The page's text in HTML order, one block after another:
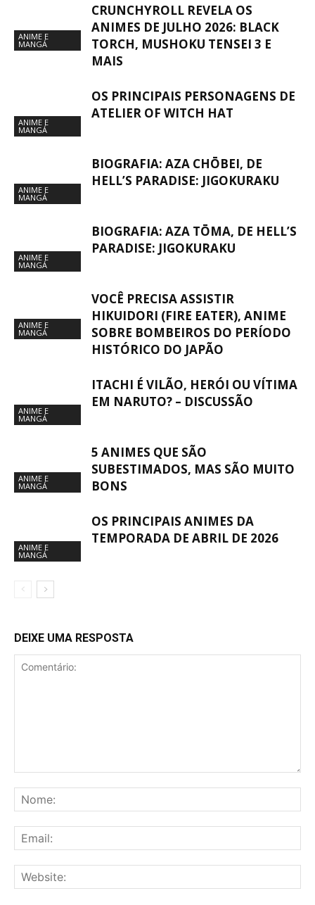
ANIME E
MANGÁ
CRUNCHYROLL REVELA OS
ANIMES DE JULHO 2026: BLACK
TORCH, MUSHOKU TENSEI 3 E
MAIS
ANIME E
MANGÁ
OS PRINCIPAIS PERSONAGENS DE
ATELIER OF WITCH HAT
ANIME E
MANGÁ
BIOGRAFIA: AZA CHŌBEI, DE
HELL’S PARADISE: JIGOKURAKU
ANIME E
MANGÁ
BIOGRAFIA: AZA TŌMA, DE HELL’S
PARADISE: JIGOKURAKU
ANIME E
MANGÁ
VOCÊ PRECISA ASSISTIR
HIKUIDORI (FIRE EATER), ANIME
SOBRE BOMBEIROS DO PERÍODO
HISTÓRICO DO JAPÃO
ANIME E
MANGÁ
ITACHI É VILÃO, HERÓI OU VÍTIMA
EM NARUTO? – DISCUSSÃO
ANIME E
MANGÁ
5 ANIMES QUE SÃO
SUBESTIMADOS, MAS SÃO MUITO
BONS
ANIME E
MANGÁ
OS PRINCIPAIS ANIMES DA
TEMPORADA DE ABRIL DE 2026
DEIXE UMA RESPOSTA